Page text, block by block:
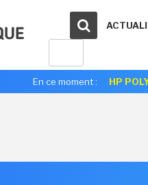
En ce moment : HP